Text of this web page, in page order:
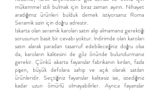
mükemmel stili bulmak için biraz zaman ayırın. Nihayet
aradığımız ürünleri bulduk demek istiyorsanız Roma
Seramik sizin için doğru adrestir.
Iskarta olan seramik karoları satın alıp almamanız gerektiği
sorusunun basit bir cevabı yoktur. İndirimde olan karoları
satın alarak paradan tasarruf edebileceğiniz doğru olsa
da, karoların kalitesini de göz önünde bulundurmanız
gerekir. Çünkü ıskarta fayanslar fabrikanın kırılan, fazla
pişen, büyük defolara sahip ve açık olarak satılan
ürünleridir. Seçtiğiniz fayanslar kalitesiz ise, istediğiniz
kadar uzun ömürlü olmayabilirler. Ayrıca fayanslar